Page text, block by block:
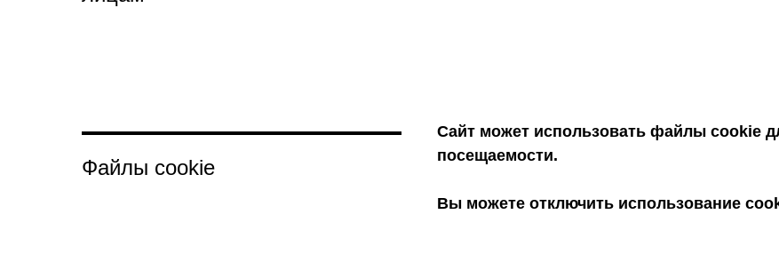
Файлы cookie
Сайт может использовать файлы cookie
посещаемости.
Вы можете отключить использование